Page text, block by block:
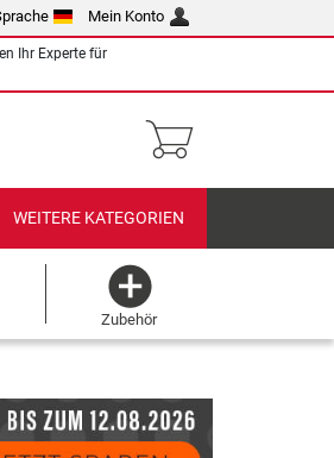
Mein Konto
Ihr Experte für
WEITERE KATEGORIEN
Zubehör